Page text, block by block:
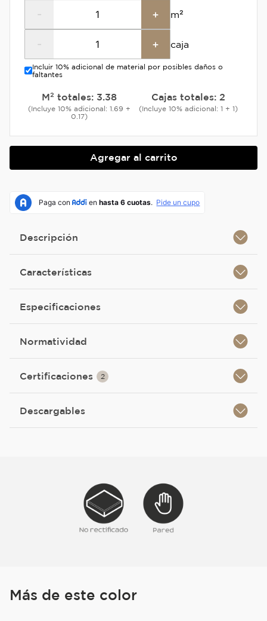
- + m²
- + caja
Incluir 10% adicional de material por posibles daños o
faltantes
M² totales: 3.38
(Incluye 10% adicional: 1.69 +
0.17)
Cajas totales: 2
(Incluye 10% adicional: 1 + 1)
Agregar al carrito
Descripción
Características
Especificaciones
Normatividad
Certificaciones 2
Descargables
Más de este color